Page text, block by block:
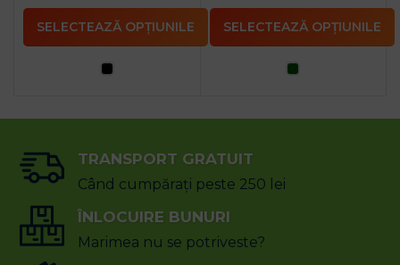
SELECTEAZĂ OPȚIUNILE SELECTEAZĂ OPȚIUNILE
TRANSPORT GRATUIT
Când cumpărați peste 250 lei
ÎNLOCUIRE BUNURI
Marimea nu se potriveste?